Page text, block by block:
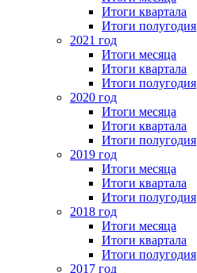
Итоги квартала
Итоги полугодия
2021 год
Итоги месяца
Итоги квартала
Итоги полугодия
2020 год
Итоги месяца
Итоги квартала
Итоги полугодия
2019 год
Итоги месяца
Итоги квартала
Итоги полугодия
2018 год
Итоги месяца
Итоги квартала
Итоги полугодия
2017 год